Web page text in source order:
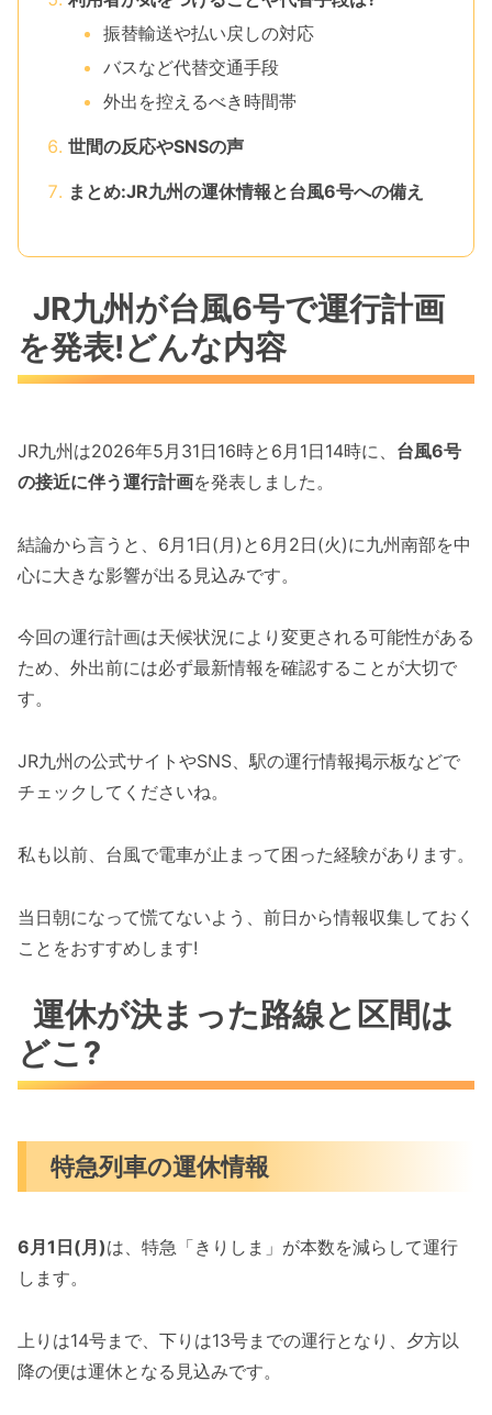
振替輸送や払い戻しの対応
バスなど代替交通手段
外出を控えるべき時間帯
世間の反応やSNSの声
まとめ:JR九州の運休情報と台風6号への備え
JR九州が台風6号で運行計画
を発表!どんな内容
JR九州は2026年5月31日16時と6月1日14時に、 台風6号
の接近に伴う運行計画を発表しました。
結論から言うと、6月1日(月)と6月2日(火)に九州南部を中
心に大きな影響が出る見込みです。
今回の運行計画は天候状況により変更される可能性がある
ため、外出前には必ず最新情報を確認することが大切で
す。
JR九州の公式サイトやSNS、駅の運行情報掲示板などで
チェックしてくださいね。
私も以前、台風で電車が止まって困った経験があります。
当日朝になって慌てないよう、前日から情報収集しておく
ことをおすすめします!
運休が決まった路線と区間は
どこ?
特急列車の運休情報
6月1日(月)は、特急「きりしま」が本数を減らして運行
します。
上りは14号まで、下りは13号までの運行となり、夕方以
降の便は運休となる見込みです。